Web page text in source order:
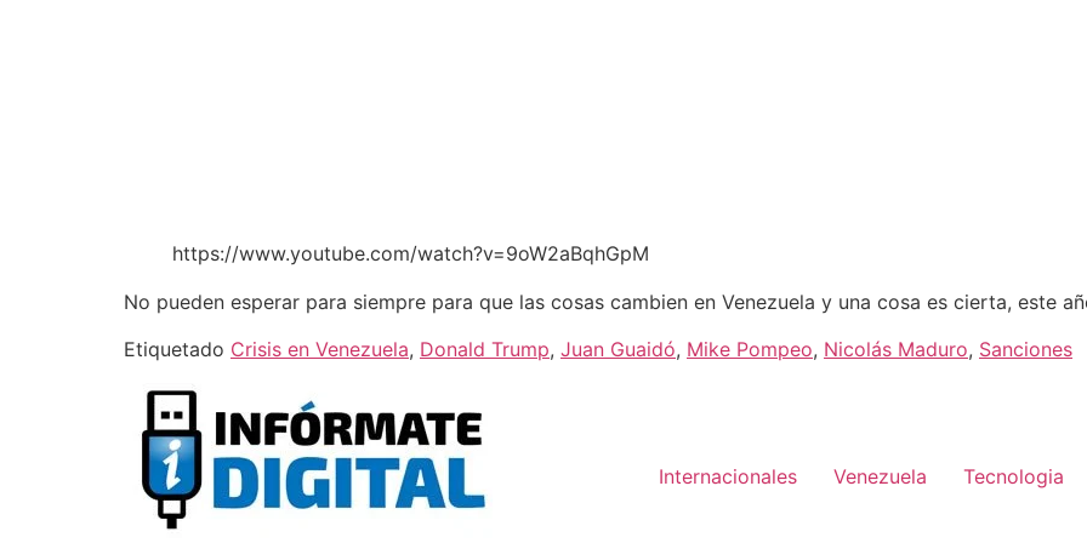
https://www.youtube.com/watch?v=9oW2aBqhGpM
No pueden esperar para siempre para que las cosas cambien en Venezuela y una cosa es cierta, este
Etiquetado Crisis en Venezuela, Donald Trump, Juan Guaidó, Mike Pompeo, Nicolás Maduro, Sanciones
Internacionales Venezuela Tecnologia